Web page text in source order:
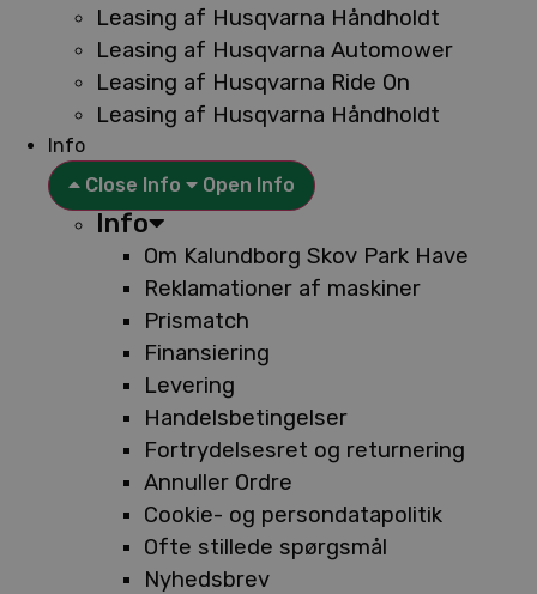
Leasing af Husqvarna Håndholdt
Leasing af Husqvarna Automower
Leasing af Husqvarna Ride On
Leasing af Husqvarna Håndholdt
Info
Close Info
Open Info
Info
Om Kalundborg Skov Park Have
Reklamationer af maskiner
Prismatch
Finansiering
Levering
Handelsbetingelser
Fortrydelsesret og returnering
Annuller Ordre
Cookie- og persondatapolitik
Ofte stillede spørgsmål
Nyhedsbrev